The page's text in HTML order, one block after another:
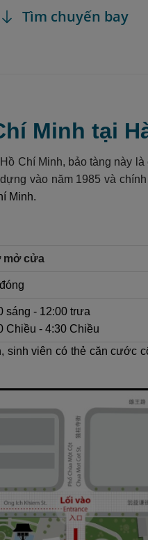
Tìm chuyến bay
Minh tại
Chí Minh, bảo tàng này
vào năm 1985 và
Minh.
mở cửa
sáng - 12:00 trưa
Chiều - 4:30 Chiều
sinh viên có thẻ căn cước